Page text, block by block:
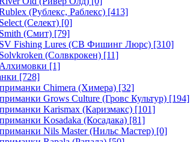
(Рублекс, Раблекс) [413]
(Селект) [0]
(Смит) [79]
Fishing Lures (СВ Фишинг Люрс) [310]
(Солвкрокен) [11]
[1]
[728]
Chimera (Химера) [32]
Grows Culture (Гровс Культур) [194]
Karismax (Каризмакс) [101]
Kosadaka (Косадака) [81]
Nils Master (Нильс Мастер) [0]